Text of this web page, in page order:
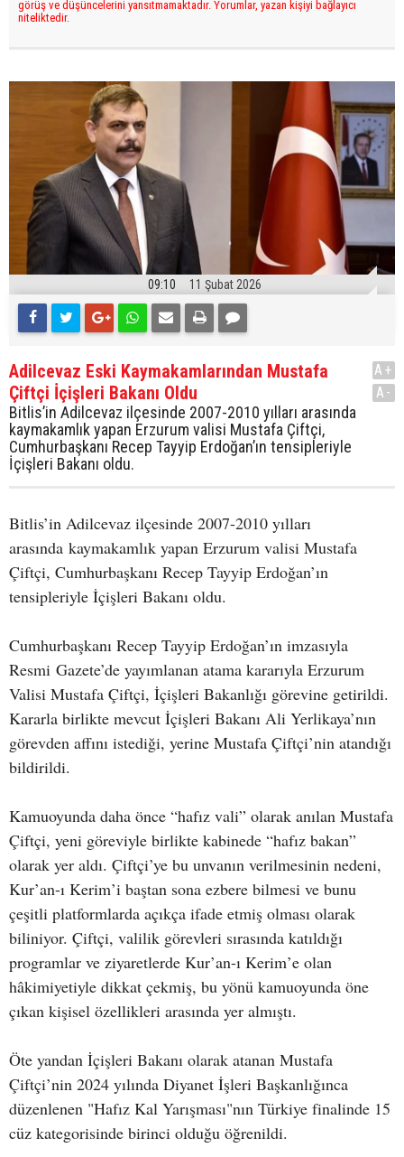
görüş ve düşüncelerini yansıtmamaktadır. Yorumlar, yazan kişiyi bağlayıcı
niteliktedir.
09:10 11 Şubat 2026
Adilcevaz Eski Kaymakamlarından Mustafa
Çiftçi İçişleri Bakanı Oldu
Bitlis’in Adilcevaz ilçesinde 2007-2010 yılları arasında
kaymakamlık yapan Erzurum valisi Mustafa Çiftçi,
Cumhurbaşkanı Recep Tayyip Erdoğan’ın tensipleriyle
İçişleri Bakanı oldu.
A+
A-
Bitlis’in Adilcevaz ilçesinde 2007-2010 yılları
arasında kaymakamlık yapan Erzurum valisi Mustafa
Çiftçi, Cumhurbaşkanı Recep Tayyip Erdoğan’ın
tensipleriyle İçişleri Bakanı oldu.
Cumhurbaşkanı Recep Tayyip Erdoğan’ın imzasıyla
Resmi Gazete’de yayımlanan atama kararıyla Erzurum
Valisi Mustafa Çiftçi, İçişleri Bakanlığı görevine getirildi.
Kararla birlikte mevcut İçişleri Bakanı Ali Yerlikaya’nın
görevden affını istediği, yerine Mustafa Çiftçi’nin atandığı
bildirildi.
Kamuoyunda daha önce “hafız vali” olarak anılan Mustafa
Çiftçi, yeni göreviyle birlikte kabinede “hafız bakan”
olarak yer aldı. Çiftçi’ye bu unvanın verilmesinin nedeni,
Kur’an-ı Kerim’i baştan sona ezbere bilmesi ve bunu
çeşitli platformlarda açıkça ifade etmiş olması olarak
biliniyor. Çiftçi, valilik görevleri sırasında katıldığı
programlar ve ziyaretlerde Kur’an-ı Kerim’e olan
hâkimiyetiyle dikkat çekmiş, bu yönü kamuoyunda öne
çıkan kişisel özellikleri arasında yer almıştı.
Öte yandan İçişleri Bakanı olarak atanan Mustafa
Çiftçi’nin 2024 yılında Diyanet İşleri Başkanlığınca
düzenlenen "Hafız Kal Yarışması"nın Türkiye finalinde 15
cüz kategorisinde birinci olduğu öğrenildi.